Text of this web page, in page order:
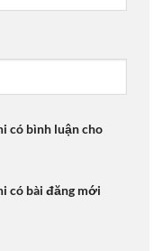
có bình luận cho
có bài đăng mới